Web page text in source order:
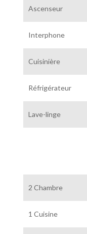
Ascenseur
Interphone
Cuisinière
Réfrigérateur
Lave-linge
2 Chambre
1 Cuisine